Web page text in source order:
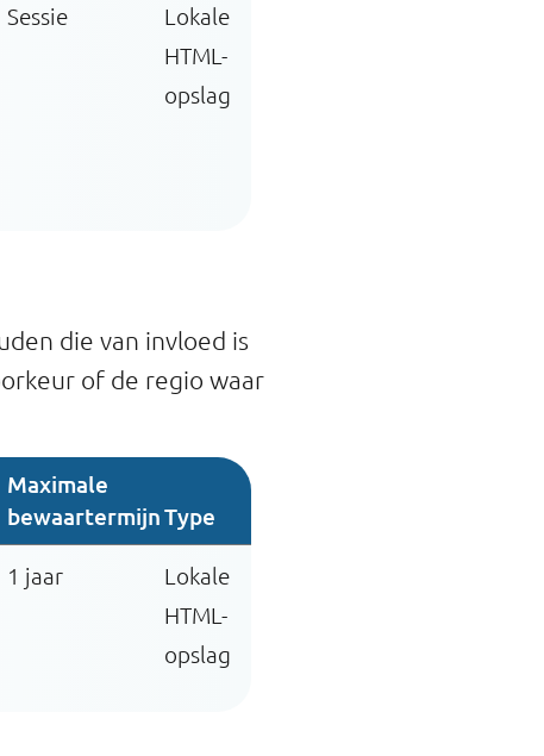
Sessie
Lokale
HTML-
opslag
die van invloed is
of de regio waar
Maximale
bewaartermijnType
1 jaar
Lokale
HTML-
opslag